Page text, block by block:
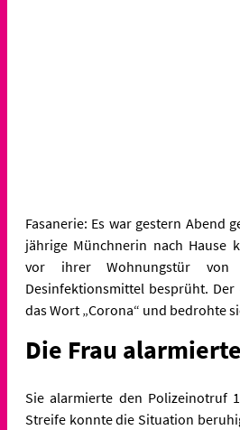
Fasanerie: Es war gestern Abend
jährige Münchnerin nach Hause
vor ihrer Wohnungstür von
Desinfektionsmittel besprüht.
das Wort „Corona“ und bedrohte
Die Frau
Sie alarmierte den Polizeinotruf
Streife konnte die Situation